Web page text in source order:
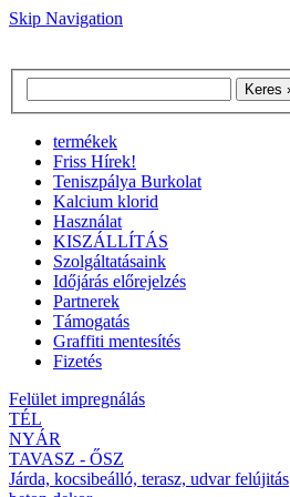
Skip Navigation
termékek
Friss Hírek!
Teniszpálya Burkolat
Kalcium klorid
Használat
KISZÁLLÍTÁS
Szolgáltatásaink
Időjárás előrejelzés
Partnerek
Támogatás
Graffiti mentesítés
Fizetés
Felület impregnálás
TÉL
NYÁR
TAVASZ - ŐSZ
Járda, kocsibeálló, terasz, udvar felújitás